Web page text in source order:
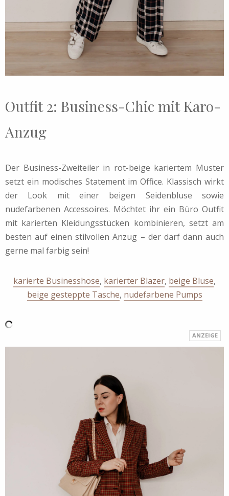
Outfit 2: Business-Chic mit Karo-
Anzug
Der Business-Zweiteiler in rot-beige kariertem Muster
setzt ein modisches Statement im Office. Klassisch wirkt
der Look mit einer beigen Seidenbluse sowie
nudefarbenen Accessoires. Möchtet ihr ein Büro Outfit
mit karierten Kleidungsstücken kombinieren, setzt am
besten auf einen stilvollen Anzug – der darf dann auch
gerne mal farbig sein!
karierte Businesshose, karierter Blazer, beige Bluse,
beige gesteppte Tasche, nudefarbene Pumps